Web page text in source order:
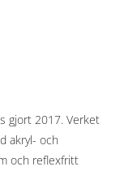
gjort 2017. Verket
akryl- och
och reflexfritt